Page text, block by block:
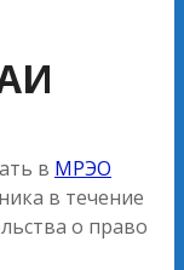
в МРЭО
в течение
о право